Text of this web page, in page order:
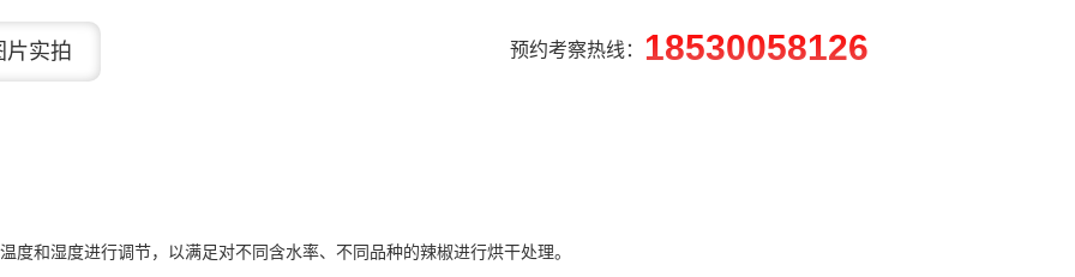
片实拍 预约考察热线： 18530058126
和湿度进行调节，以满足对不同含水率、不同品种的辣椒进行烘干处理。